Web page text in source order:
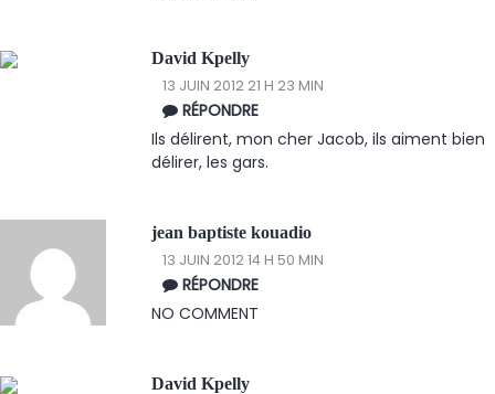
David Kpelly
13 JUIN 2012 21 H 23 MIN
RÉPONDRE
Ils délirent, mon cher Jacob, ils aiment bien
délirer, les gars.
jean baptiste kouadio
13 JUIN 2012 14 H 50 MIN
RÉPONDRE
NO COMMENT
David Kpelly